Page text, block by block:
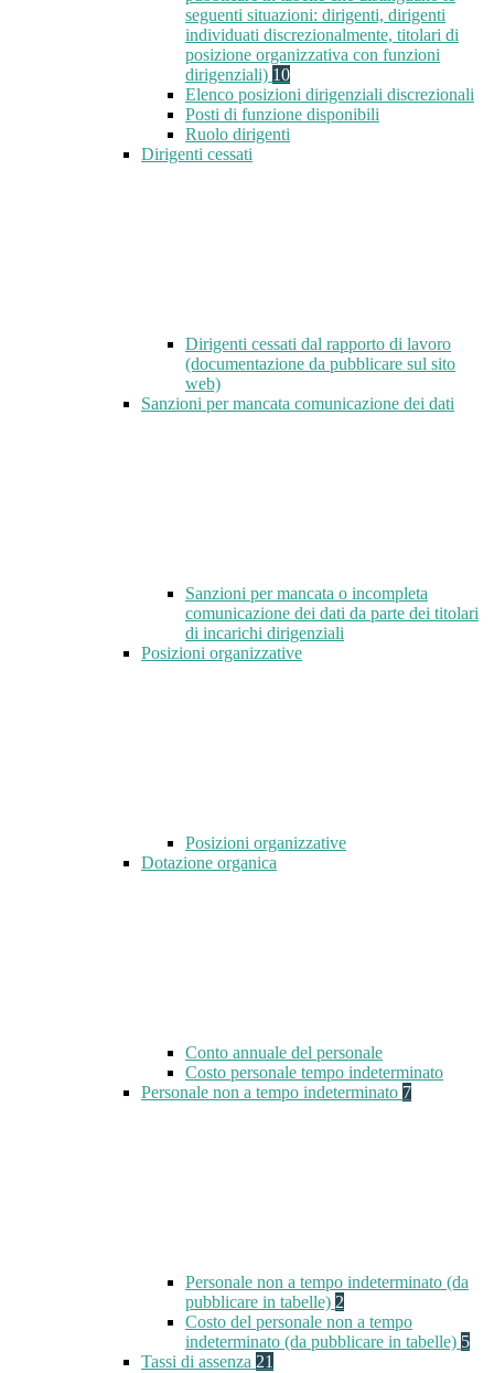
seguenti situazioni: dirigenti, dirigenti
individuati discrezionalmente, titolari di
posizione organizzativa con funzioni
dirigenziali) 10
Elenco posizioni dirigenziali discrezionali
Posti di funzione disponibili
Ruolo dirigenti
Dirigenti cessati
Dirigenti cessati dal rapporto di lavoro
(documentazione da pubblicare sul sito
web)
Sanzioni per mancata comunicazione dei dati
Sanzioni per mancata o incompleta
comunicazione dei dati da parte dei titolari
di incarichi dirigenziali
Posizioni organizzative
Posizioni organizzative
Dotazione organica
Conto annuale del personale
Costo personale tempo indeterminato
Personale non a tempo indeterminato 7
Personale non a tempo indeterminato (da
pubblicare in tabelle) 2
Costo del personale non a tempo
indeterminato (da pubblicare in tabelle) 5
Tassi di assenza 21